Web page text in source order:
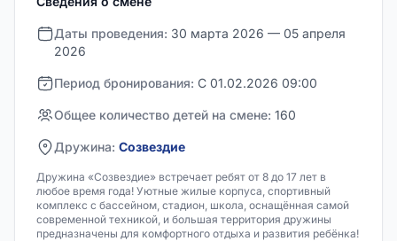
Даты проведения: 30 марта 2026 — 05 апреля
2026
Период бронирования: С 01.02.2026 09:00
Общее количество детей на смене: 160
Дружина: Созвездие
Дружина «Созвездие» встречает ребят от 8 до 17 лет в
любое время года! Уютные жилые корпуса, спортивный
комплекс с бассейном, стадион, школа, оснащённая самой
современной техникой, и большая территория дружины
предназначены для комфортного отдыха и развития ребёнка!